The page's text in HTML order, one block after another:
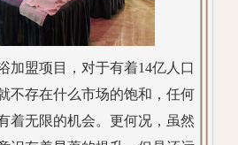
盟项目，对于有着14亿人口
不存在什么市场的饱和，任何
着无限的机会。更何况，虽然